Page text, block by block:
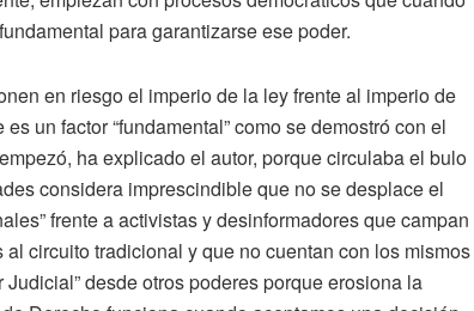
para garantizarse ese poder.
en riesgo el imperio de la ley frente al imperio de
un factor “fundamental” como se demostró con el
ha explicado el autor, porque circulaba el bulo
considera imprescindible que no se desplace el
frente a activistas y desinformadores que campan
circuito tradicional y que no cuentan con los mismos
desde otros poderes porque erosiona la